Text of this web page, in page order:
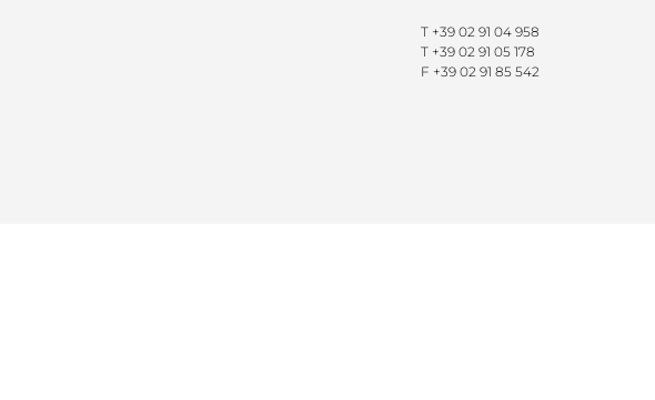
T +39 02 91 04 958
T +39 02 91 05 178
F +39 02 91 85 542